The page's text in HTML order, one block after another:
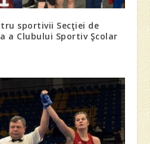
sportivii Secţiei de
a Clubului Sportiv Şcolar